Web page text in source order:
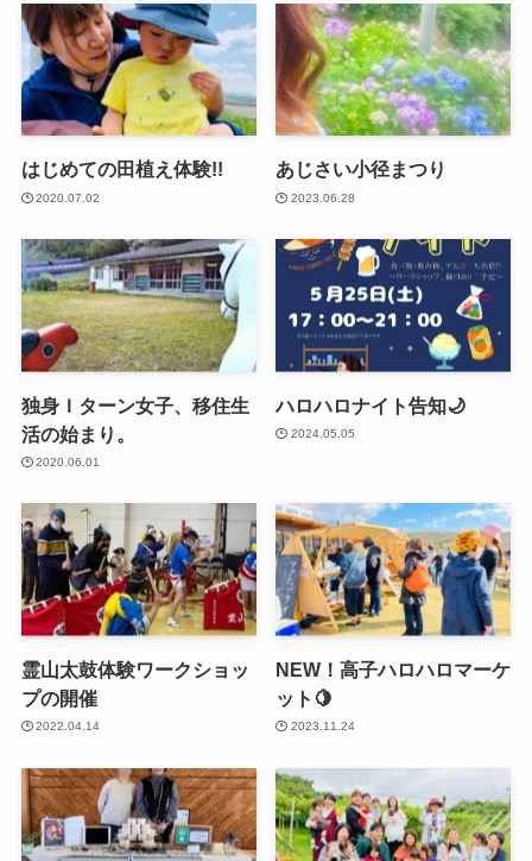
はじめての田植え体験!!
2020.07.02
あじさい小径まつり
2023.06.28
独身Ｉターン女子、移住生
活の始まり。
2020.06.01
ハロハロナイト告知🌙
2024.05.05
霊山太鼓体験ワークショッ
プの開催
2022.04.14
NEW！高子ハロハロマーケ
ット🍋
2023.11.24